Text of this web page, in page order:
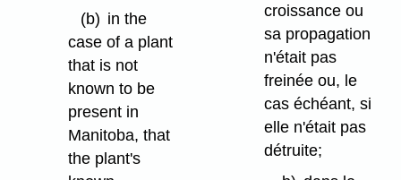
(b) in the
case of a plant
that is not
known to be
present in
Manitoba, that
the plant's
croissance ou
sa propagation
n'était pas
freinée ou, le
cas échéant, si
elle n'était pas
détruite;